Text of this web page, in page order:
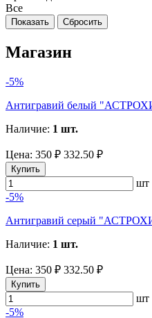
Все
Магазин
-5%
Антигравий белый
Наличие: 1 шт.
Цена: 350 ₽ 332.50 ₽
Купить
шт
-5%
Антигравий серый
Наличие: 1 шт.
Цена: 350 ₽ 332.50 ₽
Купить
шт
-5%